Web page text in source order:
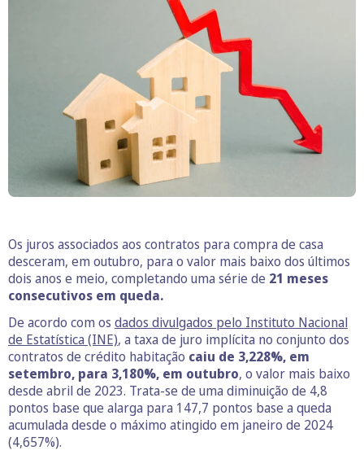
Os juros associados aos contratos para compra de casa
desceram, em outubro, para o valor mais baixo dos últimos
dois anos e meio, completando uma série de 21 meses
consecutivos em queda.
De acordo com os dados divulgados pelo Instituto Nacional
de Estatística (INE), a taxa de juro implícita no conjunto dos
contratos de crédito habitação caiu de 3,228%, em
setembro, para 3,180%, em outubro, o valor mais baixo
desde abril de 2023. Trata-se de uma diminuição de 4,8
pontos base que alarga para 147,7 pontos base a queda
acumulada desde o máximo atingido em janeiro de 2024
(4,657%).